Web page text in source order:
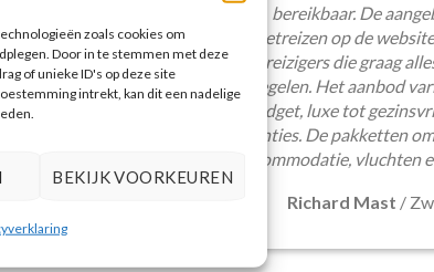
zoals cookies om
Door in te stemmen met deze
of unieke ID's op deze site
intrekt, kan dit een nadelige
BEKIJK VOORKEUREN
en
Tilburg
bereikbaar. De
pakketreizen op de
voor reizigers die graag
regelen. Het aanbod
budget, luxe tot
vakanties. De pakketten
accommodatie, vluchten
Richard Mast /